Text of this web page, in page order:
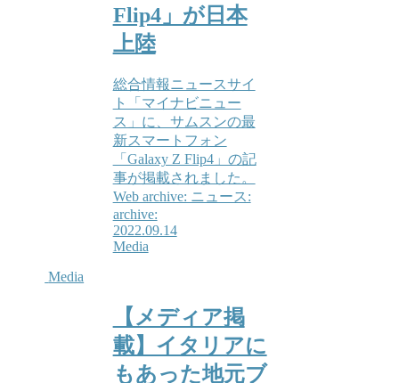
Flip4」が日本
上陸
総合情報ニュースサイ
ト「マイナビニュー
ス」に、サムスンの最
新スマートフォン
「Galaxy Z Flip4」の記
事が掲載されました。
Web archive: ニュース:
archive:
2022.09.14
Media
Media
【メディア掲
載】イタリアに
もあった地元ブ